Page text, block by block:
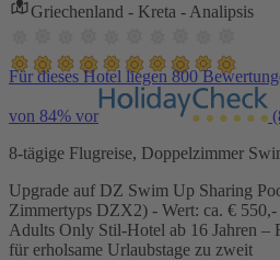
Griechenland - Kreta - Analipsis
Für dieses Hotel liegen 800
von 84% vor
8-tägige Flugreise, Doppelzimmer
Upgrade auf DZ Swim Up Sharing
Zimmertyps DZX2) - Wert: ca. €
Adults Only Stil-Hotel ab 16 Jahren –
für erholsame Urlaubstage zu zweit